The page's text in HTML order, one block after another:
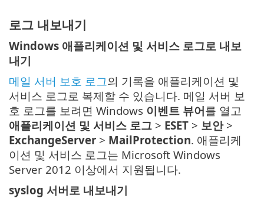
로그 내보내기
Windows 애플리케이션 및 서비스 로그로 내보
내기
메일 서버 보호 로그의 기록을 애플리케이션 및
서비스 로그로 복제할 수 있습니다. 메일 서버 보
호 로그를 보려면 Windows 이벤트 뷰어를 열고
애플리케이션 및 서비스 로그 > ESET > 보안>
ExchangeServer > MailProtection. 애플리케
이션 및 서비스 로그는 Microsoft Windows
Server 2012 이상에서 지원됩니다.
syslog 서버로 내보내기